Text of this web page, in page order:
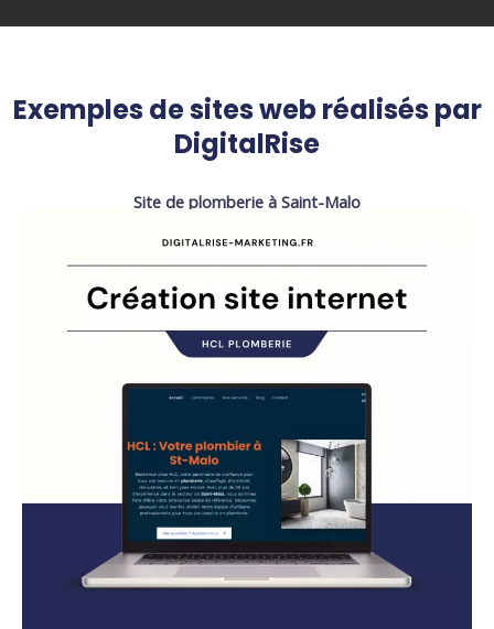
Exemples de sites web réalisés par
DigitalRise
Site de plomberie à Saint-Malo